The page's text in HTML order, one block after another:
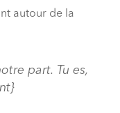
autour de la
part. Tu es,